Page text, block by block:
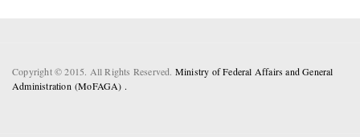
Copyright © 2015. All Rights Reserved. Ministry of Federal Affairs and General
Administration (MoFAGA) .